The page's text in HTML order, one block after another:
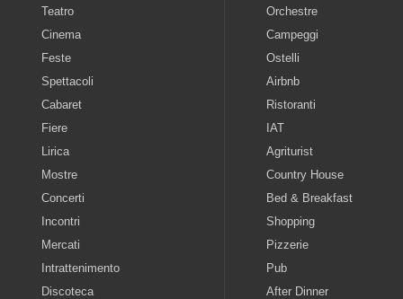
Teatro
Cinema
Feste
Spettacoli
Cabaret
Fiere
Lirica
Mostre
Concerti
Incontri
Mercati
Intrattenimento
Discoteca
Orchestre
Campeggi
Ostelli
Airbnb
Ristoranti
IAT
Agriturist
Country House
Bed & Breakfast
Shopping
Pizzerie
Pub
After Dinner